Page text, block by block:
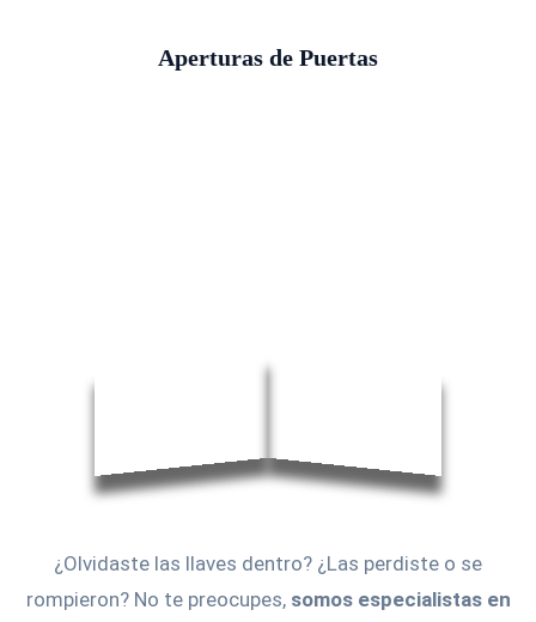
Aperturas de Puertas
¿Olvidaste las llaves dentro? ¿Las perdiste o se
rompieron? No te preocupes, somos especialistas en